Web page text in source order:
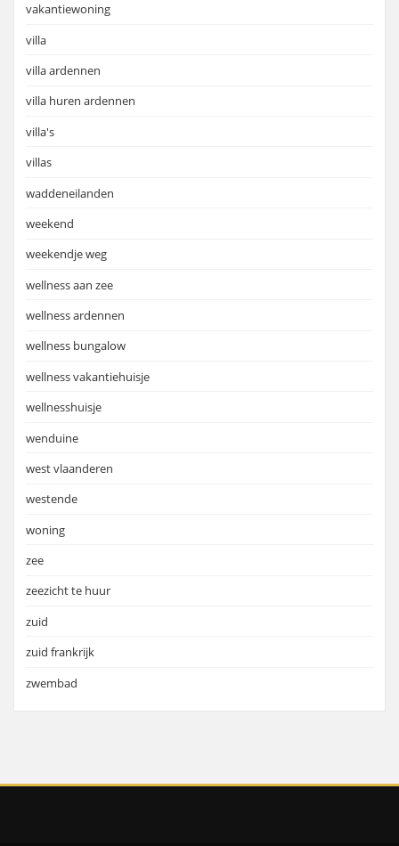
vakantiewoning
villa
villa ardennen
villa huren ardennen
villa's
villas
waddeneilanden
weekend
weekendje weg
wellness aan zee
wellness ardennen
wellness bungalow
wellness vakantiehuisje
wellnesshuisje
wenduine
west vlaanderen
westende
woning
zee
zeezicht te huur
zuid
zuid frankrijk
zwembad